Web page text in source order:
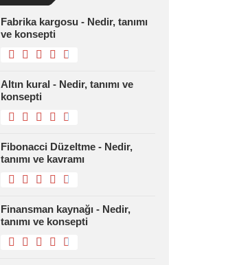
Fabrika kargosu - Nedir, tanımı
ve konsepti
Altın kural - Nedir, tanımı ve
konsepti
Fibonacci Düzeltme - Nedir,
tanımı ve kavramı
Finansman kaynağı - Nedir,
tanımı ve konsepti